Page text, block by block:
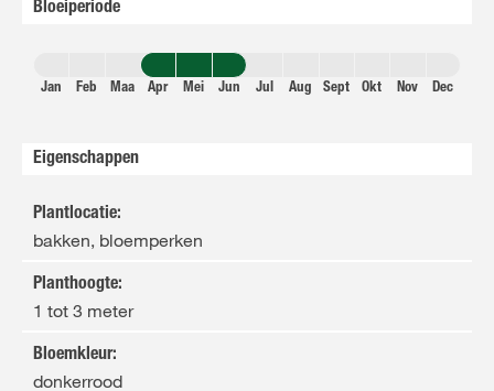
Bloeiperiode
Jan Feb Maa Apr Mei Jun Jul Aug Sept Okt Nov Dec
Eigenschappen
Plantlocatie:
bakken, bloemperken
Planthoogte:
1 tot 3 meter
Bloemkleur:
donkerrood